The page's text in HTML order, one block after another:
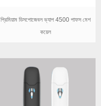
প্রিমিয়াম ডিসপোজেবল ভ্যাপ 4500 পাফস মেশ
কয়েল